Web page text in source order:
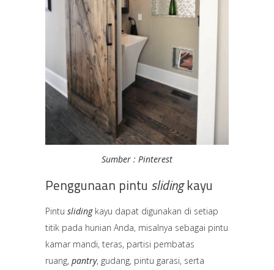
Sumber : Pinterest
Penggunaan pintu slidingkayu
Pintu slidingkayu dapat digunakan di setiap
titik pada hunian Anda, misalnya sebagai pintu
kamar mandi, teras, partisi pembatas
ruang, pantry, gudang, pintu garasi, serta